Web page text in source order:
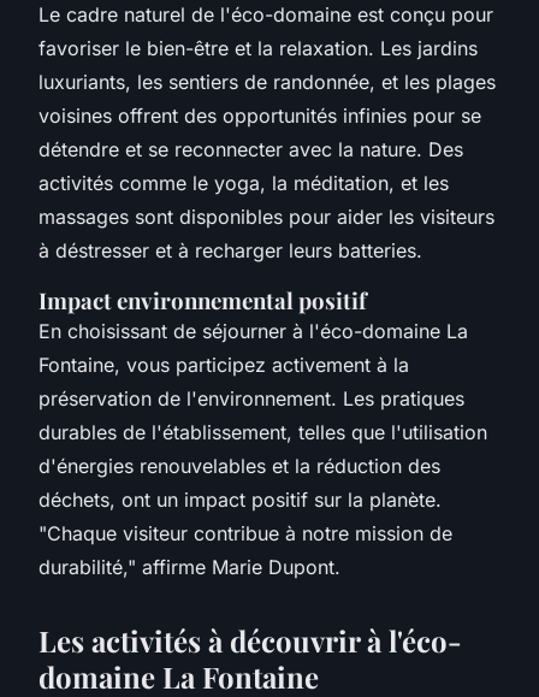
Le cadre naturel de l'éco-domaine est conçu pour
favoriser le bien-être et la relaxation. Les jardins
luxuriants, les sentiers de randonnée, et les plages
voisines offrent des opportunités infinies pour se
détendre et se reconnecter avec la nature. Des
activités comme le yoga, la méditation, et les
massages sont disponibles pour aider les visiteurs
à déstresser et à recharger leurs batteries.
Impact environnemental positif
En choisissant de séjourner à l'éco-domaine La
Fontaine, vous participez activement à la
préservation de l'environnement. Les pratiques
durables de l'établissement, telles que l'utilisation
d'énergies renouvelables et la réduction des
déchets, ont un impact positif sur la planète.
"Chaque visiteur contribue à notre mission de
durabilité," affirme Marie Dupont.
Les activités à découvrir à l'éco-
domaine La Fontaine